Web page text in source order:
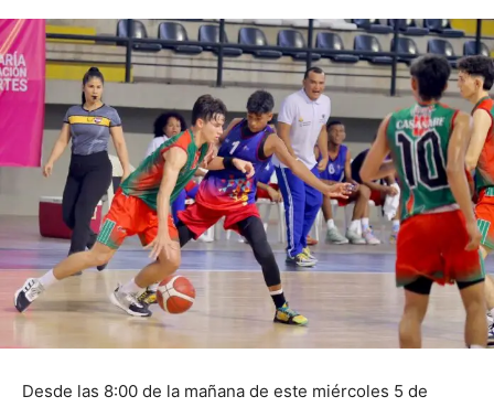
Desde las 8:00 de la mañana de este miércoles 5 de